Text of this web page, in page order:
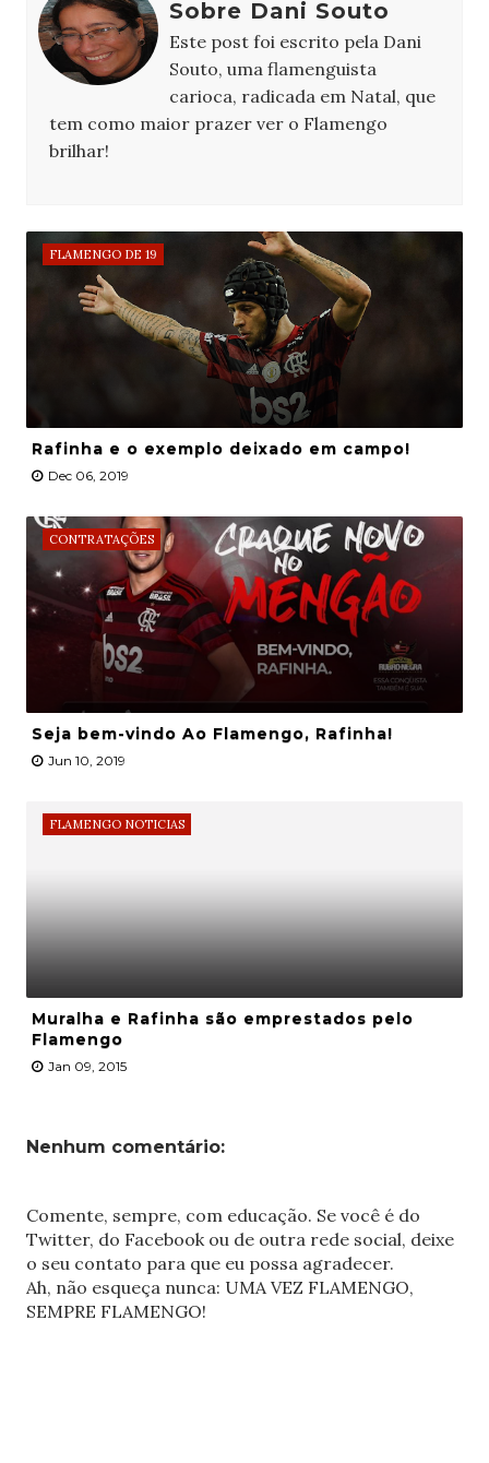
Sobre Dani Souto
Este post foi escrito pela Dani
Souto, uma flamenguista
carioca, radicada em Natal, que
tem como maior prazer ver o Flamengo
brilhar!
FLAMENGO DE 19
Rafinha e o exemplo deixado em campo!
Dec 06, 2019
CONTRATAÇÕES
Seja bem-vindo Ao Flamengo, Rafinha!
Jun 10, 2019
FLAMENGO NOTICIAS
Muralha e Rafinha são emprestados pelo
Flamengo
Jan 09, 2015
Nenhum comentário:
Comente, sempre, com educação. Se você é do
Twitter, do Facebook ou de outra rede social, deixe
o seu contato para que eu possa agradecer.
Ah, não esqueça nunca: UMA VEZ FLAMENGO,
SEMPRE FLAMENGO!